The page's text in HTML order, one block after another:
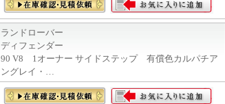
ランドローバー
ディフェンダー
90 V8 1オーナー サイドステップ 有償色カルパチア
ングレイ・…